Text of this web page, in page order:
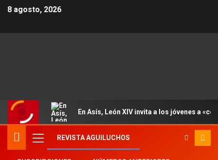
8 agosto, 2026
En Asís, León XIV invita a los jóvenes a
REVISTA AGUILUCHOS